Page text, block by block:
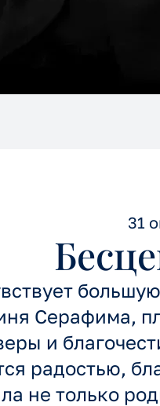
31
Серафима,
и
радостью,
не только